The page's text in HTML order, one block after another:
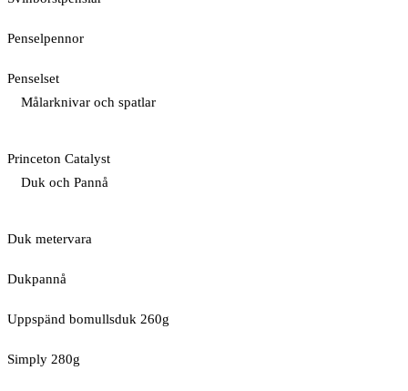
Penselpennor
Penselset
Målarknivar och spatlar
Princeton Catalyst
Duk och Pannå
Duk metervara
Dukpannå
Uppspänd bomullsduk 260g
Simply 280g